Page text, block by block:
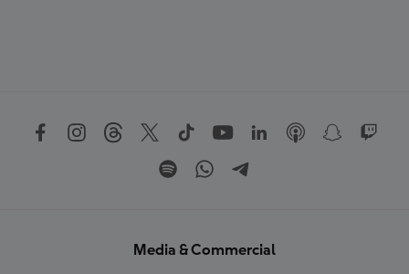
Media & Commercial